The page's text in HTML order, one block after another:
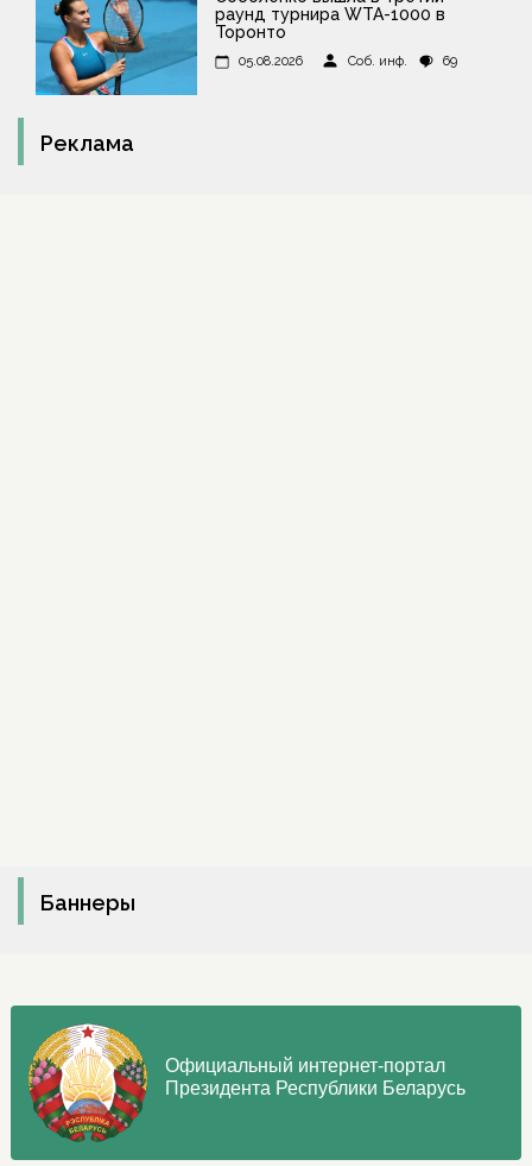
раунд турнира WTA-1000 в
Торонто
05.08.2026 Соб. инф. 69
Реклама
Баннеры
Официальный интернет-портал
Президента Республики Беларусь